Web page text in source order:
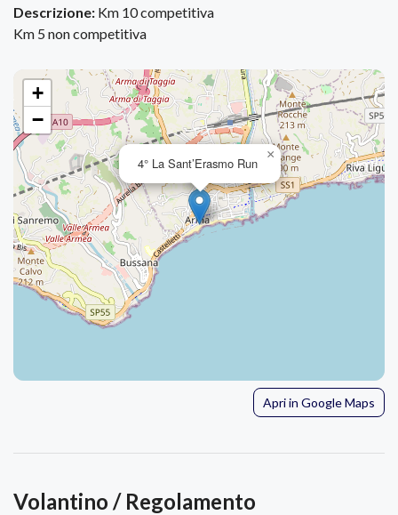
Descrizione: Km 10 competitiva
Km 5 non competitiva
4° La Sant’Erasmo Run
×
+
−
Apri in Google Maps
Volantino / Regolamento